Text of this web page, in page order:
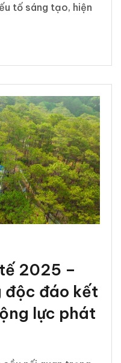
tố sáng tạo, hiện
2025 –
độc đáo kết
lực phát